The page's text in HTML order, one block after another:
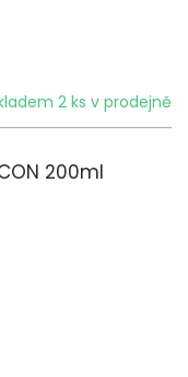
2 ks v prodejně
200ml